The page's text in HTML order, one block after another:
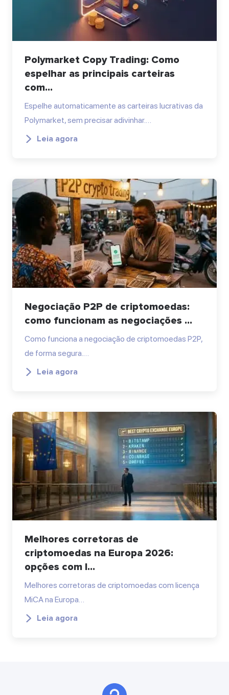
Polymarket Copy Trading: Como
espelhar as principais carteiras
com...
Espelhe automaticamente as carteiras lucrativas da
Polymarket, sem precisar adivinhar.…
Leia agora
Negociação P2P de criptomoedas:
como funcionam as negociações ...
Como funciona a negociação de criptomoedas P2P,
de forma segura.…
Leia agora
Melhores corretoras de
criptomoedas na Europa 2026:
opções com l...
Melhores corretoras de criptomoedas com licença
MiCA na Europa…
Leia agora